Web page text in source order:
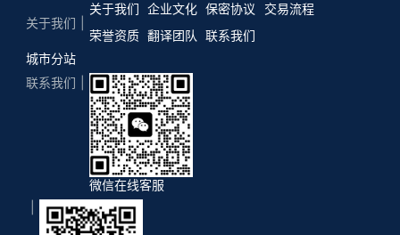
关于我们
关于我们 企业文化 保密协议
交易流程
荣誉资质 翻译团队
联系我们
城市分站
联系我们
微信在线客服